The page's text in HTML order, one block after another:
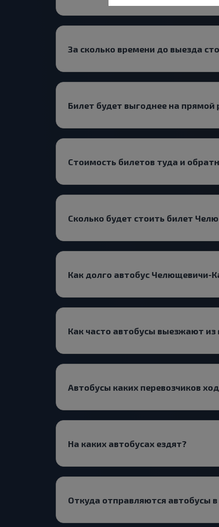
За сколько времени до выезда
Билет будет выгоднее на прямой
Стоимость билетов туда и
Сколько будет стоить билет
Как долго автобус Челющевичи-
Как часто автобусы выезжают
Автобусы каких перевозчиков
На каких автобусах ездят?
Откуда отправляются автобусы